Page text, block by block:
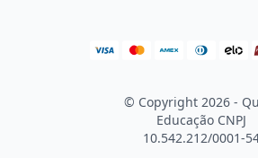
© Copyright 2026 -
Educação CNPJ
10.542.212/0001-